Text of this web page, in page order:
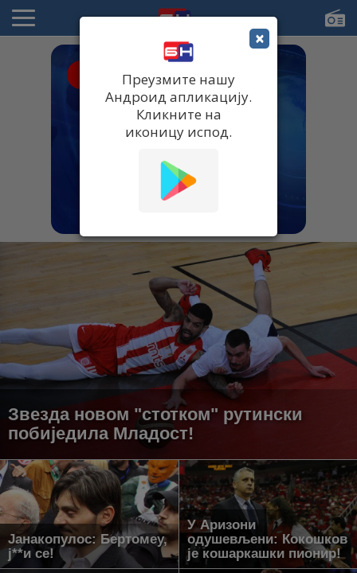
Звезда новом "стотком" рутински
побиједила Младост!
Јанакопулос: Бертомеу,
ј**и се!
У Аризони
одушевљени: Кокошков
је кошаркашки пионир!
×
Преузмите нашу
Андроид апликацију.
Кликните на
иконицу испод.